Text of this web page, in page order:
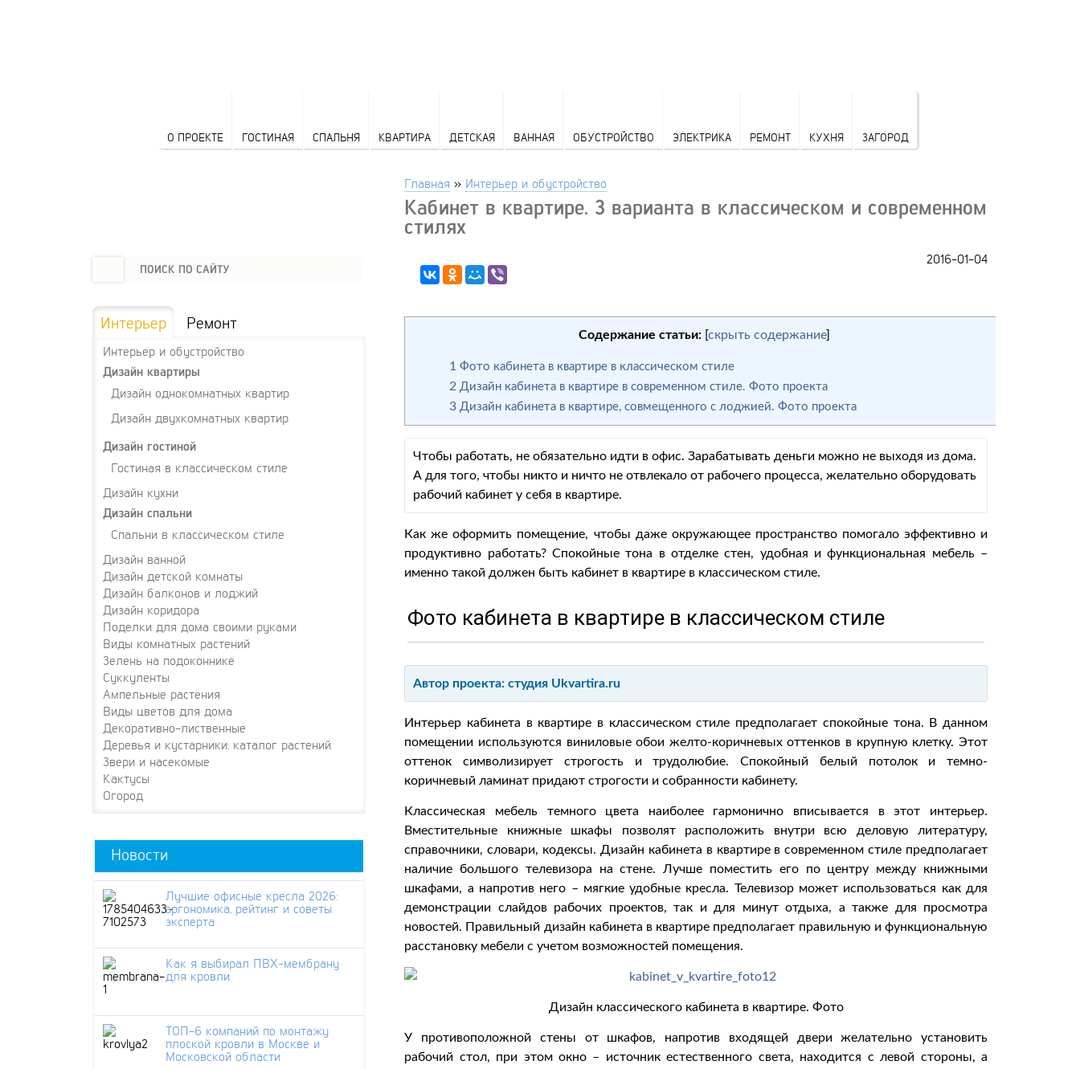
О ПРОЕКТЕ ГОСТИНАЯ СПАЛЬНЯ КВАРТИРА ДЕТСКАЯ ВАННАЯ ОБУСТРОЙСТВО ЭЛЕКТРИКА РЕМОНТ КУХНЯ ЗАГОРОД
Главная » Интерьер и обустройство
Кабинет в квартире. 3 варианта в классическом и современном
стилях
2016-01-04
Содержание статьи: [скрыть содержание]
1 Фото кабинета в квартире в классическом стиле
2 Дизайн кабинета в квартире в современном стиле. Фото проекта
3 Дизайн кабинета в квартире, совмещенного с лоджией. Фото проекта
Чтобы работать, не обязательно идти в офис. Зарабатывать деньги можно не выходя из дома.
А для того, чтобы никто и ничто не отвлекало от рабочего процесса, желательно оборудовать
рабочий кабинет у себя в квартире.
Как же оформить помещение, чтобы даже окружающее пространство помогало эффективно и
продуктивно работать? Спокойные тона в отделке стен, удобная и функциональная мебель –
именно такой должен быть кабинет в квартире в классическом стиле.
Фото кабинета в квартире в классическом стиле
Автор проекта: студия Ukvartira.ru
Интерьер кабинета в квартире в классическом стиле предполагает спокойные тона. В данном
помещении используются виниловые обои желто-коричневых оттенков в крупную клетку. Этот
оттенок символизирует строгость и трудолюбие. Спокойный белый потолок и темно-
коричневый ламинат придают строгости и собранности кабинету.
Классическая мебель темного цвета наиболее гармонично вписывается в этот интерьер.
Вместительные книжные шкафы позволят расположить внутри всю деловую литературу,
справочники, словари, кодексы. Дизайн кабинета в квартире в современном стиле предполагает
наличие большого телевизора на стене. Лучше поместить его по центру между книжными
шкафами, а напротив него – мягкие удобные кресла. Телевизор может использоваться как для
демонстрации слайдов рабочих проектов, так и для минут отдыха, а также для просмотра
новостей. Правильный дизайн кабинета в квартире предполагает правильную и функциональную
расстановку мебели с учетом возможностей помещения.
Дизайн классического кабинета в квартире. Фото
У противоположной стены от шкафов, напротив входящей двери желательно установить
рабочий стол, при этом окно – источник естественного света, находится с левой стороны, а
Интерьер Ремонт
Интерьер и обустройство
Дизайн квартиры
Дизайн однокомнатных квартир
Дизайн двухкомнатных квартир
Дизайн гостиной
Гостиная в классическом стиле
Дизайн кухни
Дизайн спальни
Спальни в классическом стиле
Дизайн ванной
Дизайн детской комнаты
Дизайн балконов и лоджий
Дизайн коридора
Поделки для дома своими руками
Виды комнатных растений
Зелень на подоконнике
Суккуленты
Ампельные растения
Виды цветов для дома
Декоративно-лиственные
Деревья и кустарники: каталог растений
Звери и насекомые
Кактусы
Огород
Новости
Лучшие офисные кресла 2026:
эргономика, рейтинг и советы
эксперта
Как я выбирал ПВХ-мембрану
для кровли
ТОП-6 компаний по монтажу
плоской кровли в Москве и
Московской области